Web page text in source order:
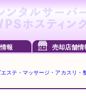
報 売却店舗情
ステ・マッサージ・アカスリ・